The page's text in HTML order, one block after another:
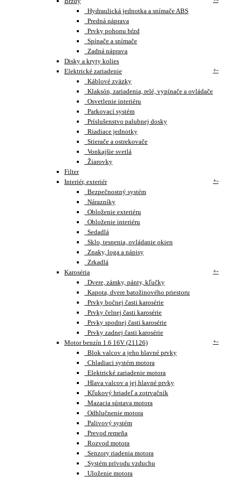
Hydraulická jednotka a snímače ABS
Predná náprava
Prvky pohonu bŕzd
Spínače a snímače
Zadná náprava
Disky a kryty kolies
Elektrické zariadenie
+-
Káblové zväzky
Klaksón, zariadenia, relé, vypínače a ovládače
Osvetlenie interiéru
Parkovací systém
Príslušenstvo palubnej dosky
Riadiace jednotky
Stierače a ostrekovače
Vonkajšie svetlá
Žiarovky
Filter
Interiér, exteriér
+-
Bezpečnostný systém
Nárazníky
Obloženie exteriéru
Obloženie interiéru
Sedadlá
Sklo, tesnenia, ovládanie okien
Znaky, loga a nápisy
Zrkadlá
Karoséria
+-
Dvere, zámky, pánty, kľučky
Kapota, dvere batožinového priestoru
Prvky bočnej časti karosérie
Prvky čelnej časti karosérie
Prvky spodnej časti karosérie
Prvky zadnej časti karosérie
Motor benzín 1.6 16V (21126)
+-
Blok valcov a jeho hlavné prvky
Chladiaci systém motora
Elektrické zariadenie motora
Hlava valcov a jej hlavné prvky
Kľukový hriadeľ a zotrvačník
Mazacia sústava motora
Odhlučnenie motora
Palivový systém
Prevod remeňa
Rozvod motora
Senzory riadenia motora
Systém prívodu vzduchu
Uloženie motora